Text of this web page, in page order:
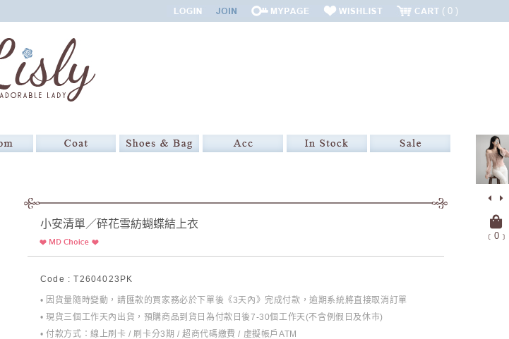
0
﹝ 0﹞
小安清單／碎花雪紡蝴蝶結上衣
Code : T2604023PK
• 因貨量隨時變動，請匯款的買家務必於下單後《3天內》完成付款，逾期系統將直接取消訂單
• 現貨三個工作天內出貨，預購商品到貨日為付款日後7-30個工作天(不含例假日及休市)
• 付款方式：線上刷卡 / 刷卡分3期 / 超商代碼繳費 / 虛擬帳戶ATM